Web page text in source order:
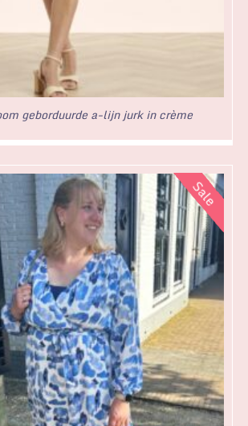
geborduurde a-lijn jurk in crème